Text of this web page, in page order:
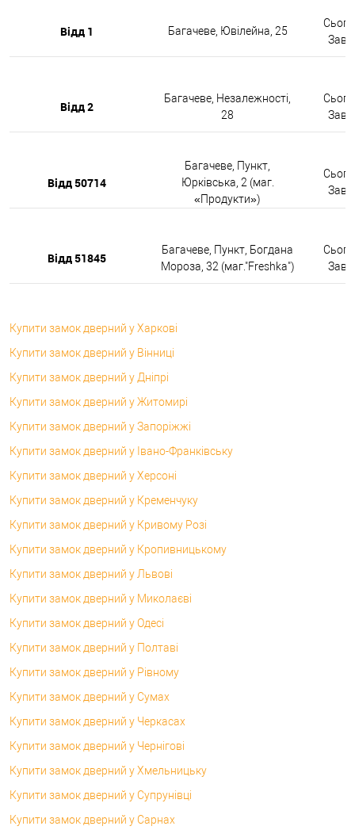
Відд 1 Багачеве, Ювілейна, 25
Відд 2
Багачеве, Незалежності,
28
Відд 50714
Багачеве, Пункт,
Юрківська, 2 (маг.
«Продукти»)
Відд 51845
Багачеве, Пункт, Богдана
Мороза, 32 (маг."Freshka")
Купити замок дверний у Харкові
Купити замок дверний у Вінниці
Купити замок дверний у Дніпрі
Купити замок дверний у Житомирі
Купити замок дверний у Запоріжжі
Купити замок дверний у Івано-Франківську
Купити замок дверний у Херсоні
Купити замок дверний у Кременчуку
Купити замок дверний у Кривому Розі
Купити замок дверний у Кропивницькому
Купити замок дверний у Львові
Купити замок дверний у Миколаєві
Купити замок дверний у Одесі
Купити замок дверний у Полтаві
Купити замок дверний у Рівному
Купити замок дверний у Сумах
Купити замок дверний у Черкасах
Купити замок дверний у Чернігові
Купити замок дверний у Хмельницьку
Купити замок дверний у Супрунівці
Купити замок дверний у Сарнах